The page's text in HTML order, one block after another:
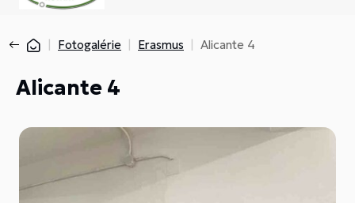
Fotogalérie Erasmus Alicante 4
Alicante 4